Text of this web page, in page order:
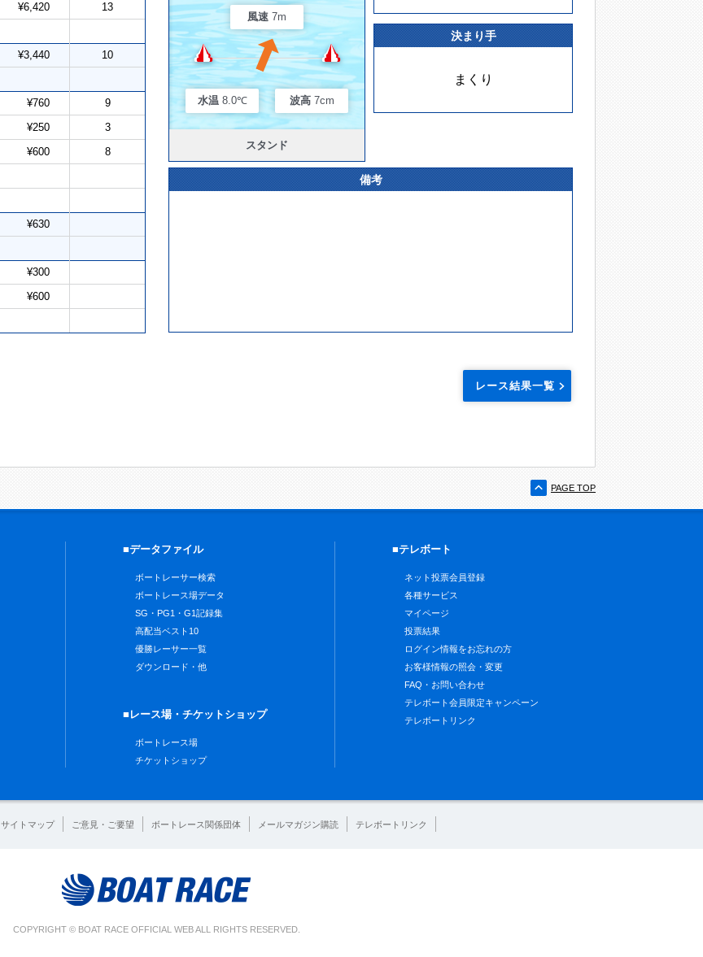
¥6,420 13
¥3,440 10
¥760 9
¥250 3
¥600 8
¥630
¥300
¥600
風速 7m
水温 8.0℃ 波高 7cm
スタンド
決まり手
まくり
備考
レース結果一覧
PAGE TOP
■データファイル
ボートレーサー検索
ボートレース場データ
SG・PG1・G1記録集
高配当ベスト10
優勝レーサー一覧
ダウンロード・他
■レース場・チケットショップ
ボートレース場
チケットショップ
■テレボート
ネット投票会員登録
各種サービス
マイページ
投票結果
ログイン情報をお忘れの方
お客様情報の照会・変更
FAQ・お問い合わせ
テレボート会員限定キャンペーン
テレボートリンク
サイトマップ ご意見・ご要望 ボートレース関係団体 メールマガジン購読 テレボートリンク
COPYRIGHT © BOAT RACE OFFICIAL WEB ALL RIGHTS RESERVED.